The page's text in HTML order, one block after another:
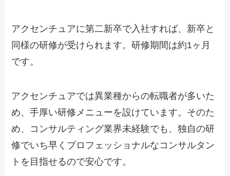
アクセンチュアに第二新卒で入社すれば、新卒と
同様の研修が受けられます。研修期間は約1ヶ月
です。
アクセンチュアでは異業種からの転職者が多いた
め、手厚い研修メニューを設けています。そのた
め、コンサルティング業界未経験でも、独自の研
修でいち早くプロフェッショナルなコンサルタン
トを目指せるので安心です。